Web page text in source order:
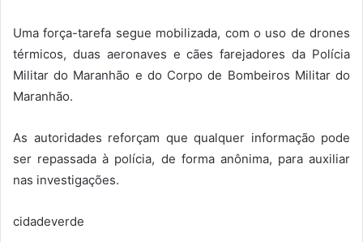
Uma força-tarefa segue mobilizada, com o uso de drones
térmicos, duas aeronaves e cães farejadores da Polícia
Militar do Maranhão e do Corpo de Bombeiros Militar do
Maranhão.
As autoridades reforçam que qualquer informação pode
ser repassada à polícia, de forma anônima, para auxiliar
nas investigações.
cidadeverde